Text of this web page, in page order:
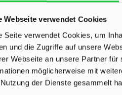
Webseite verwendet Cookies
Seite verwendet Cookies, um
und die Zugriffe auf unsere
Webseite an unsere Partner
möglicherweise mit
der Dienste gesammelt
und Professionalität
potenzielle Käufer
und vollständige, aktuelle
Diese Vorbereitung